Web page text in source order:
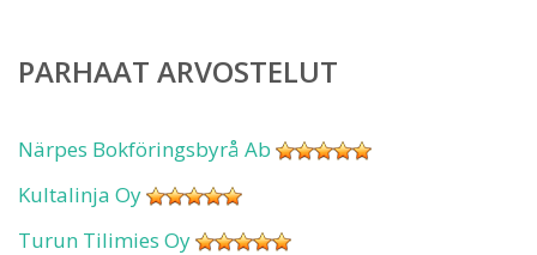
PARHAAT ARVOSTELUT
Närpes Bokföringsbyrå Ab
Kultalinja Oy
Turun Tilimies Oy